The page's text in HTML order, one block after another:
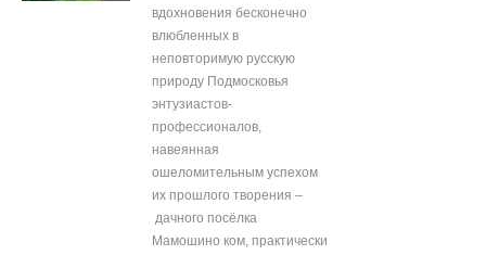
вдохновения бесконечно
влюбленных в
неповторимую русскую
природу Подмосковья
энтузиастов-
профессионалов,
навеянная
ошеломительным успехом
их прошлого творения –
дачного посёлка
Мамошино ком, практически